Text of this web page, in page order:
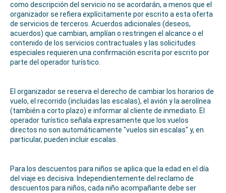
como descripción del servicio no se acordarán, a menos que el
organizador se refiera explícitamente por escrito a esta oferta
de servicios de terceros. Acuerdos adicionales (deseos,
acuerdos) que cambian, amplían o restringen el alcance o el
contenido de los servicios contractuales y las solicitudes
especiales requieren una confirmación escrita por escrito por
parte del operador turístico.
El organizador se reserva el derecho de cambiar los horarios de
vuelo, el recorrido (incluidas las escalas), el avión y la aerolínea
(también a corto plazo) e informar al cliente de inmediato. El
operador turístico señala expresamente que los vuelos
directos no son automáticamente "vuelos sin escalas" y, en
particular, pueden incluir escalas.
Para los descuentos para niños se aplica que la edad en el día
del viaje es decisiva. Independientemente del reclamo de
descuentos para niños, cada niño acompañante debe ser